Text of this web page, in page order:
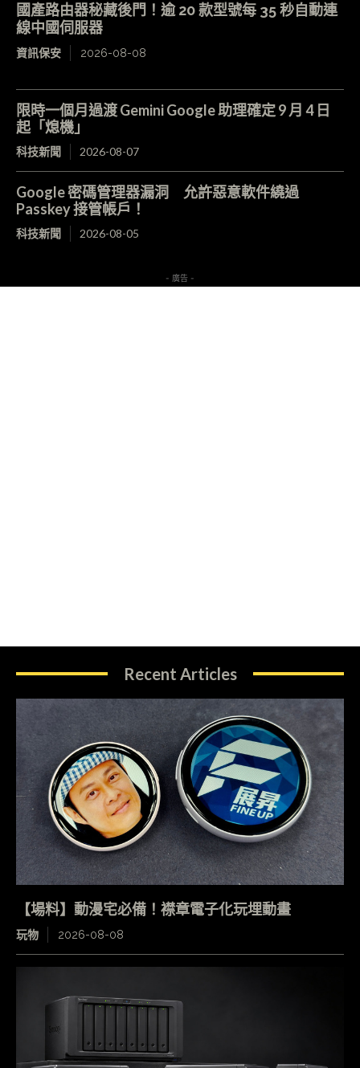
國產路由器秘藏後門！逾 20 款型號每 35 秒自動連
線中國伺服器
資訊保安 2026-08-08
限時一個月過渡 Gemini Google 助理確定 9 月 4 日
起「熄機」
科技新聞 2026-08-07
Google 密碼管理器漏洞 允許惡意軟件繞過
Passkey 接管帳戶！
科技新聞 2026-08-05
- 廣告 -
Recent Articles
【場料】動漫宅必備！襟章電子化玩埋動畫
玩物 2026-08-08